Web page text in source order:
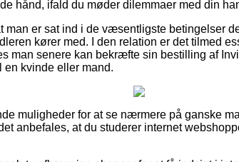
hånd, ifald du møder dilemmaer med din
man er sat ind i de væsentligste betingelser
kører med. I den relation er det tilmed
man senere kan bekræfte sin bestilling af
en kvinde eller mand.
muligheder for at se nærmere på ganske
anbefales, at du studerer internet